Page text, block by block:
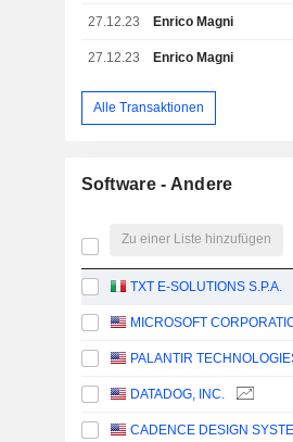
27.12.23 Enrico Magni
27.12.23 Enrico Magni
Alle Transaktionen
Software - Andere
Zu einer Liste hinzufügen
TXT E-SOLUTIONS S.P.A.
MICROSOFT
DATADOG, INC.